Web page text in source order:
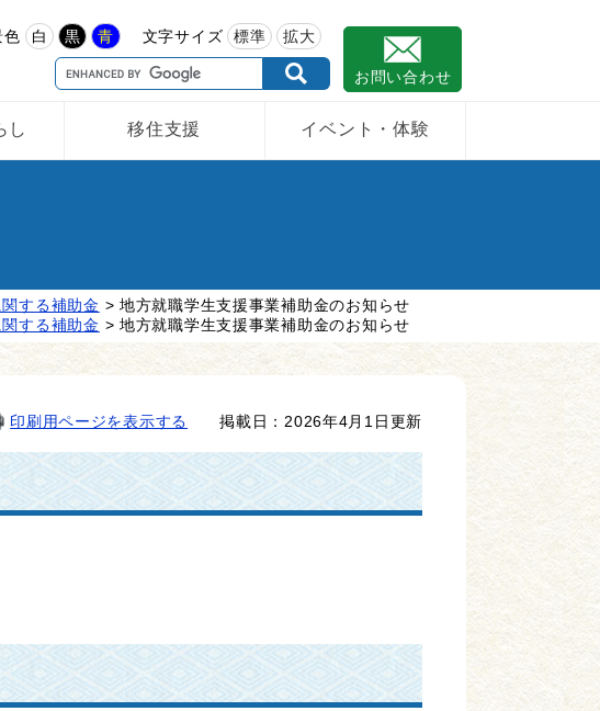
色 白 黒 青 文字サイズ 標準 拡大
お問い合わせ
し 移住支援 イベント・体験
する補助金 > 地方就職学生支援事業補助金のお知らせ
する補助金 > 地方就職学生支援事業補助金のお知らせ
印刷用ページを表示する 掲載日：2026年4月1日更新